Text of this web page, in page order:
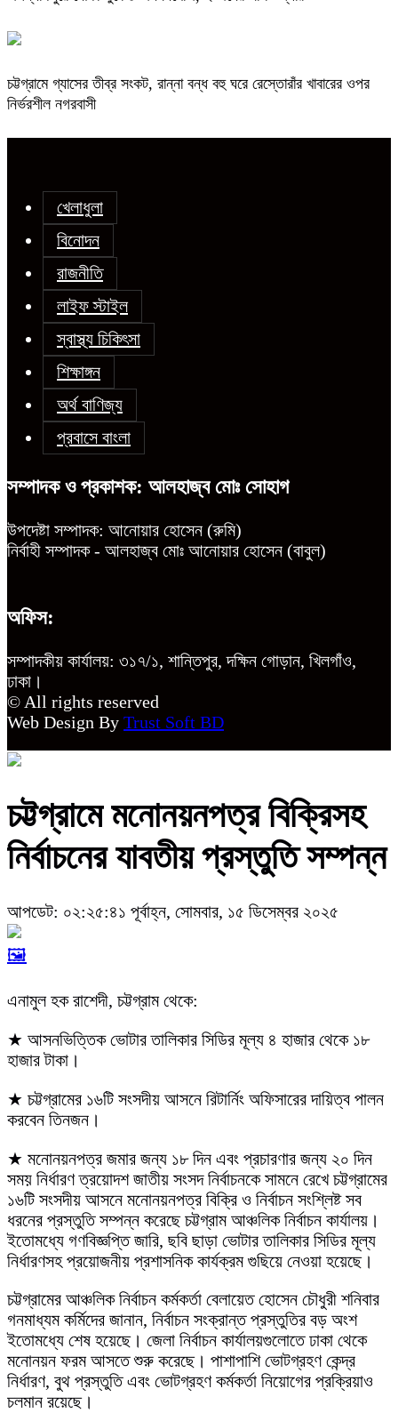
চট্টগ্রামে গ্যাসের তীব্র সংকট, রান্না বন্ধ বহু ঘরে রেস্তোরাঁর খাবারের ওপর
নির্ভরশীল নগরবাসী
খেলাধুলা
বিনোদন
রাজনীতি
লাইফ স্টাইল
স্বাস্থ্য চিকিৎসা
শিক্ষাঙ্গন
অর্থ বাণিজ্য
প্রবাসে বাংলা
সম্পাদক ও প্রকাশক: আলহাজ্ব মোঃ সোহাগ
উপদেষ্টা সম্পাদক: আনোয়ার হোসেন (রুমি)
নির্বাহী সম্পাদক - আলহাজ্ব মোঃ আনোয়ার হোসেন (বাবুল)
অফিস:
সম্পাদকীয় কার্যালয়: ৩১৭/১, শান্তিপুর, দক্ষিন গোড়ান, খিলগাঁও,
ঢাকা।
© All rights reserved
Web Design By Trust Soft BD
চট্টগ্রামে মনোনয়নপত্র বিক্রিসহ
নির্বাচনের যাবতীয় প্রস্তুতি সম্পন্ন
আপডেট: ০২:২৫:৪১ পূর্বাহ্ন, সোমবার, ১৫ ডিসেম্বর ২০২৫
🖼️
এনামুল হক রাশেদী, চট্টগ্রাম থেকে:
★ আসনভিত্তিক ভোটার তালিকার সিডির মূল্য ৪ হাজার থেকে ১৮
হাজার টাকা।
★ চট্টগ্রামের ১৬টি সংসদীয় আসনে রিটার্নিং অফিসারের দায়িত্ব পালন
করবেন তিনজন।
★ মনোনয়নপত্র জমার জন্য ১৮ দিন এবং প্রচারণার জন্য ২০ দিন
সময় নির্ধারণ ত্রয়োদশ জাতীয় সংসদ নির্বাচনকে সামনে রেখে চট্টগ্রামের
১৬টি সংসদীয় আসনে মনোনয়নপত্র বিক্রি ও নির্বাচন সংশ্লিষ্ট সব
ধরনের প্রস্তুতি সম্পন্ন করেছে চট্টগ্রাম আঞ্চলিক নির্বাচন কার্যালয়।
ইতোমধ্যে গণবিজ্ঞপ্তি জারি, ছবি ছাড়া ভোটার তালিকার সিডির মূল্য
নির্ধারণসহ প্রয়োজনীয় প্রশাসনিক কার্যক্রম গুছিয়ে নেওয়া হয়েছে।
চট্টগ্রামের আঞ্চলিক নির্বাচন কর্মকর্তা বেলায়েত হোসেন চৌধুরী শনিবার
গনমাধ্যম কর্মিদের জানান, নির্বাচন সংক্রান্ত প্রস্তুতির বড় অংশ
ইতোমধ্যে শেষ হয়েছে। জেলা নির্বাচন কার্যালয়গুলোতে ঢাকা থেকে
মনোনয়ন ফরম আসতে শুরু করেছে। পাশাপাশি ভোটগ্রহণ কেন্দ্র
নির্ধারণ, বুথ প্রস্তুতি এবং ভোটগ্রহণ কর্মকর্তা নিয়োগের প্রক্রিয়াও
চলমান রয়েছে।